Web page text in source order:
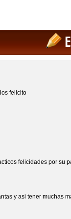
felicito
felicidades por su
y asi tener muchas